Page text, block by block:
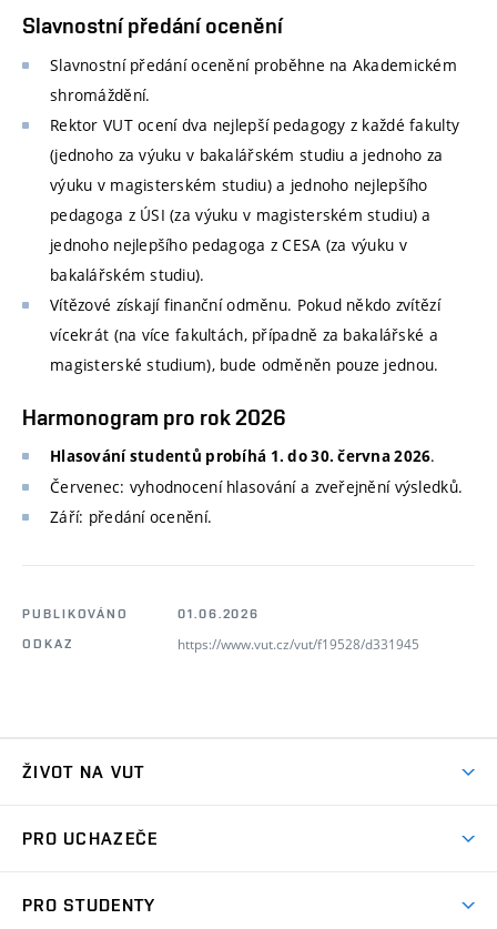
Slavnostní předání ocenění
Slavnostní předání ocenění proběhne na Akademickém
shromáždění.
Rektor VUT ocení dva nejlepší pedagogy z každé fakulty
(jednoho za výuku v bakalářském studiu a jednoho za
výuku v magisterském studiu) a jednoho nejlepšího
pedagoga z ÚSI (za výuku v magisterském studiu) a
jednoho nejlepšího pedagoga z CESA (za výuku v
bakalářském studiu).
Vítězové získají finanční odměnu. Pokud někdo zvítězí
vícekrát (na více fakultách, případně za bakalářské a
magisterské studium), bude odměněn pouze jednou.
Harmonogram pro rok 2026
Hlasování studentů probíhá 1. do 30. června 2026.
Červenec: vyhodnocení hlasování a zveřejnění výsledků.
Září: předání ocenění.
PUBLIKOVÁNO
01.06.2026
ODKAZ
https://www.vut.cz/vut/f19528/d331945
ŽIVOT NA VUT
Koleje
PRO UCHAZEČE
PRO STUDENTY